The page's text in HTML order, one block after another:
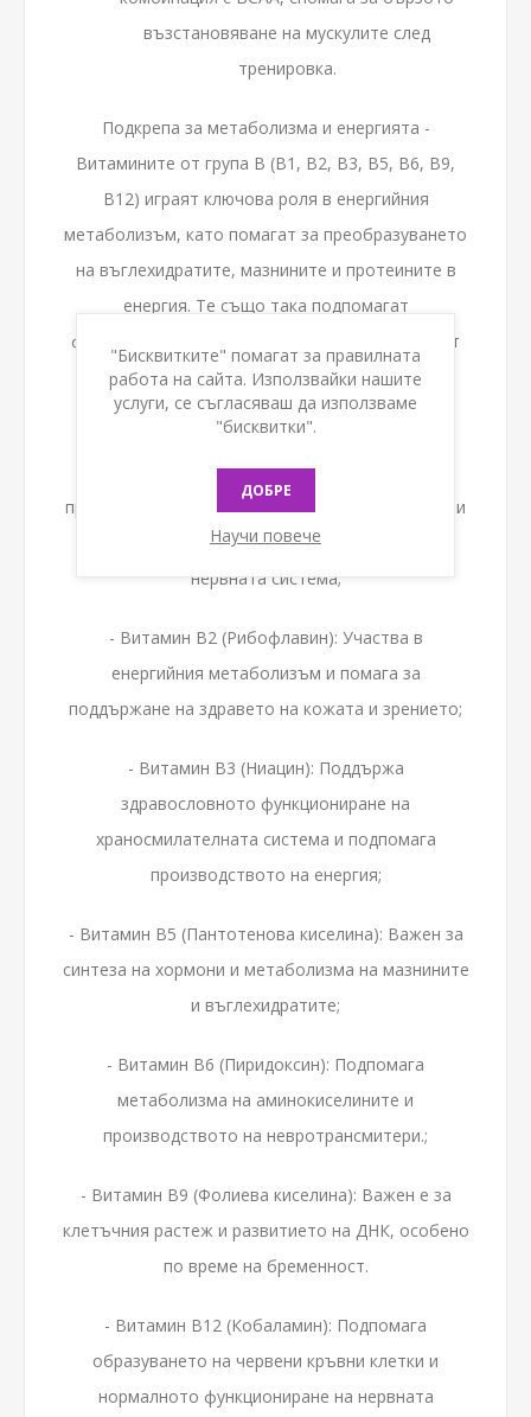
възстановяване на мускулите след
тренировка.
Подкрепа за метаболизма и енергията -
Витамините от група В (B1, B2, B3, B5, B6, B9,
B12) играят ключова роля в енергийния
метаболизъм, като помагат за преобразуването
на въглехидратите, мазнините и протеините в
енергия. Те също така подпомагат
функционирането на нервната система и могат
за намаляване на умората, особено при
интензивни физически натоварвания.
- Витамин B1 (Тиамин): Подпомага
преобразуването на въглехидратите в енергия и
е важен за нормалното функциониране на
нервната система;
- Витамин B2 (Рибофлавин): Участва в
енергийния метаболизъм и помага за
поддържане на здравето на кожата и зрението;
- Витамин B3 (Ниацин): Поддържа
здравословното функциониране на
храносмилателната система и подпомага
производството на енергия;
- Витамин B5 (Пантотенова киселина): Важен за
синтеза на хормони и метаболизма на мазнините
и въглехидратите;
- Витамин B6 (Пиридоксин): Подпомага
метаболизма на аминокиселините и
производството на невротрансмитери.;
- Витамин B9 (Фолиева киселина): Важен е за
клетъчния растеж и развитието на ДНК, особено
по време на бременност.
- Витамин B12 (Кобаламин): Подпомага
образуването на червени кръвни клетки и
нормалното функциониране на нервната
"Бисквитките" помагат за правилната
работа на сайта. Използвайки нашите
услуги, се съгласяваш да използваме
"бисквитки".
ДОБРЕ
Научи повече